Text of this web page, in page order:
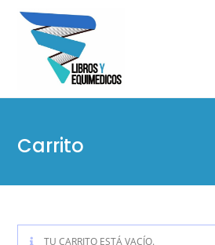
Carrito
TU CARRITO ESTÁ VACÍO.